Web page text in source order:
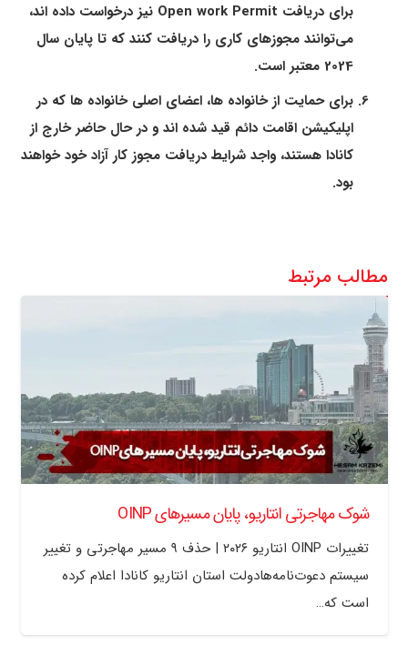
برای دریافت Open work Permit نیز درخواست داده اند،
می‌توانند مجوزهای کاری را دریافت کنند که تا پایان سال
2024 معتبر است.
برای حمایت از خانواده ها، اعضای اصلی خانواده ها که در
اپلیکیشن اقامت دائم قید شده اند و در حال حاضر خارج از
کانادا هستند، واجد شرایط دریافت مجوز کار آزاد خود خواهند
بود.
مطالب مرتبط
شوک مهاجرتی انتاریو، پایان مسیرهای OINP
تغییرات OINP انتاریو ۲۰۲۶ | حذف ۹ مسیر مهاجرتی و تغییر
سیستم دعوت‌نامه‌هادولت استان انتاریو کانادا اعلام کرده
است که…